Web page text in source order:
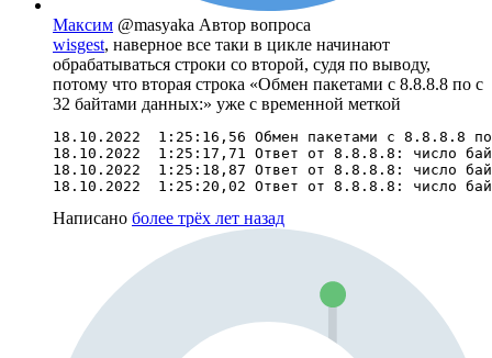
Максим @masyaka Автор вопроса
wisgest, наверное все таки в цикле начинают
обрабатываться строки со второй, судя по выводу,
потому что вторая строка «Обмен пакетами с 8.8.8.8 по с
32 байтами данных:» уже с временной меткой
18.10.2022  1:25:16,56 Обмен пакетами с 8.8.8.8
18.10.2022  1:25:17,71 Ответ от 8.8.8.8: число
18.10.2022  1:25:18,87 Ответ от 8.8.8.8: число
18.10.2022  1:25:20,02 Ответ от 8.8.8.8: число
Написано более трёх лет назад